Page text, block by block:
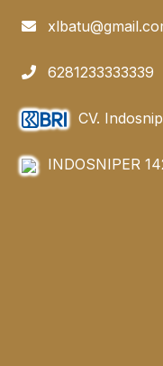
6281233333339
CV.
INDOSNIPER